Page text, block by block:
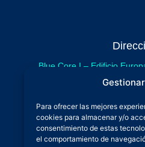
Para ofrecer las mejores
cookies para almacenar y/o
consentimiento de estas
el comportamiento de
Blue Core I – Edificio
sede provisional de
Teléfono y